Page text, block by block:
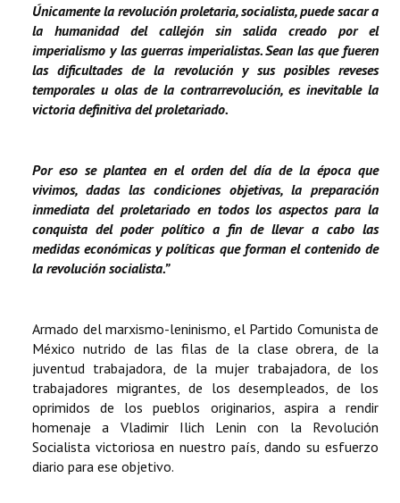
Únicamente la revolución proletaria, socialista, puede sacar a
la humanidad del callejón sin salida creado por el
imperialismo y las guerras imperialistas. Sean las que fueren
las dificultades de la revolución y sus posibles reveses
temporales u olas de la contrarrevolución, es inevitable la
victoria definitiva del proletariado.
Por eso se plantea en el orden del día de la época que
vivimos, dadas las condiciones objetivas, la preparación
inmediata del proletariado en todos los aspectos para la
conquista del poder político a fin de llevar a cabo las
medidas económicas y políticas que forman el contenido de
la revolución socialista.”
Armado del marxismo-leninismo, el Partido Comunista de
México nutrido de las filas de la clase obrera, de la
juventud trabajadora, de la mujer trabajadora, de los
trabajadores migrantes, de los desempleados, de los
oprimidos de los pueblos originarios, aspira a rendir
homenaje a Vladimir Ilich Lenin con la Revolución
Socialista victoriosa en nuestro país, dando su esfuerzo
diario para ese objetivo.